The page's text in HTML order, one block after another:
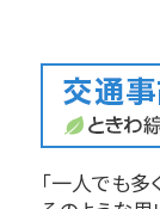
「一人でも